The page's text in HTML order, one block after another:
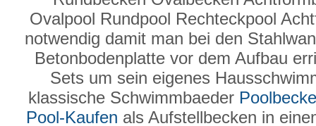
Ovalpool Rundpool Rechteckpool
notwendig damit man bei den
Betonbodenplatte vor dem Aufbau
Sets um sein eigenes
klassische Schwimmbaeder
Pool-Kaufen als Aufstellbecken in